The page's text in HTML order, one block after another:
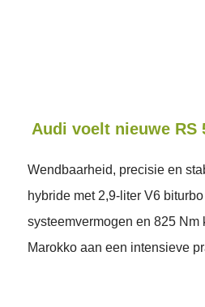
Audi voelt nieuwe RS
Wendbaarheid, precisie en
hybride met 2,9-liter V6
systeemvermogen en 825
Marokko aan een intensieve